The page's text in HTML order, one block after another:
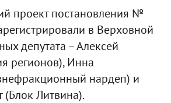
проект постановления №
в Верховной
депутата – Алексей
регионов), Инна
нардеп) и
Литвина).